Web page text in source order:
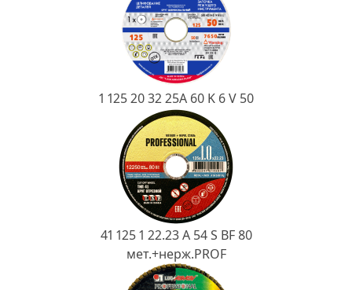
1 125 20 32 25А 60 K 6 V 50
41 125 1 22.23 A 54 S BF 80
мет.+нерж.PROF